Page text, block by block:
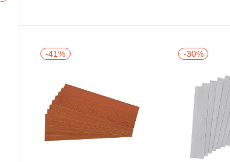
-41% -30%